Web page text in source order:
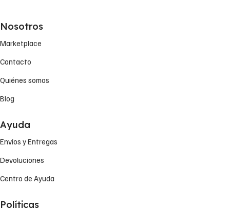
Nosotros
Marketplace
Contacto
Quiénes somos
Blog
Ayuda
Envíos y Entregas
Devoluciones
Centro de Ayuda
Políticas